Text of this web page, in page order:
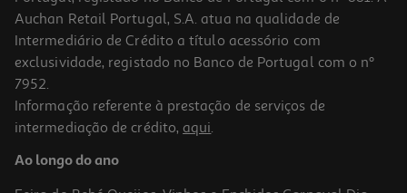
Trotinete Segway E3 E
399.99 €/un
Auchan Retail Portugal, S.A. atua na qualidade de
Intermediário de Crédito a título acessório com
exclusividade, registado no Banco de Portugal com o nº
7952.
Informação referente à prestação de serviços de
intermediação de crédito, aqui.
Ao longo do ano